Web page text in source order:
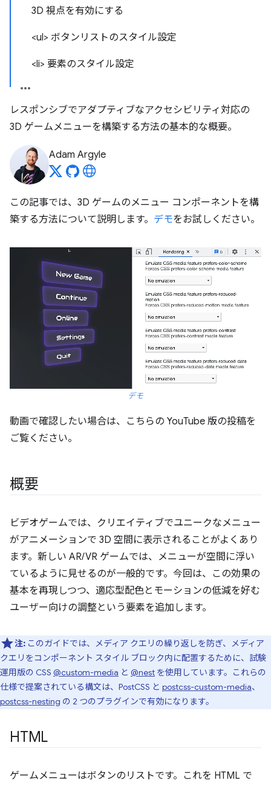
3D 視点を有効にする
<ul> ボタンリストのスタイル設定
<li> 要素のスタイル設定
レスポンシブでアダプティブなアクセシビリティ対応の
3D ゲームメニューを構築する方法の基本的な概要。
Adam Argyle
この記事では、3D ゲームのメニュー コンポーネントを構
築する方法について説明します。 デモをお試しください。
デモ
動画で確認したい場合は、こちらの YouTube 版の投稿を
ご覧ください。
概要
ビデオゲームでは、クリエイティブでユニークなメニュー
がアニメーションで 3D 空間に表示されることがよくあり
ます。新しい AR/VR ゲームでは、メニューが空間に浮い
ているように見せるのが一般的です。今回は、この効果の
基本を再現しつつ、適応型配色とモーションの低減を好む
ユーザー向けの調整という要素を追加します。
注: このガイドでは、メディア クエリの繰り返しを防ぎ、メディア
クエリをコンポーネント スタイル ブロック内に配置するために、試験
運用版の CSS @custom-media と @nest を使用しています。これらの
仕様で提案されている構文は、PostCSS と postcss-custom-media、
postcss-nesting の 2 つのプラグインで有効になります。
HTML
ゲームメニューはボタンのリストです。これを HTML で